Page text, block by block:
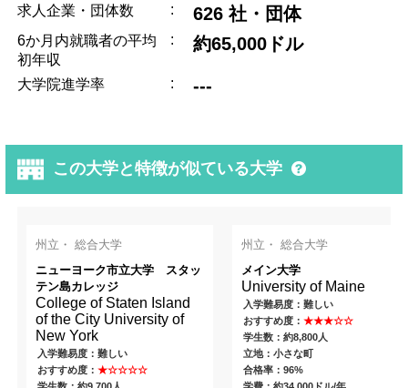
求人企業・団体数 : 626 社・団体
6か月内就職者の平均
初年収
: 約65,000ドル
大学院進学率 : ---
この大学と特徴が似ている大学
州立・ 総合大学
ニューヨーク市立大学 スタッ
テン島カレッジ
College of Staten Island
of the City University of
New York
入学難易度：難しい
おすすめ度：★☆☆☆☆
学生数：約9,700人
州立・ 総合大学
メイン大学
University of Maine
入学難易度：難しい
おすすめ度： ★★★☆☆
学生数：約8,800人
立地：小さな町
合格率：96%
学費：約34,000ドル/年